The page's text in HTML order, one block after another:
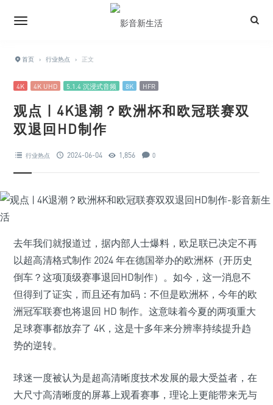
首页 › 行业热点 › 正文
4K 4K UHD 5.1.4 沉浸式音频 8K HFR
观点 | 4K退潮？欧洲杯和欧冠联赛双
双退回HD制作
行业热点 2024-06-04 1,856 0
去年我们就报道过，据内部人士爆料，欧足联已决定不再
以超高清格式制作 2024 年在德国举办的欧洲杯（开历史
倒车？这项顶级赛事退回HD制作）。如今，这一消息不
但得到了证实，而且还有加码：不但是欧洲杯，今年的欧
洲冠军联赛也将退回 HD 制作。这意味着今夏的两项重大
足球赛事都放弃了 4K，这是十多年来分辨率持续提升趋
势的逆转。
球迷一度被认为是超高清晰度技术发展的最大受益者，在
大尺寸高清晰度的屏幕上观看赛事，理论上更能带来无与